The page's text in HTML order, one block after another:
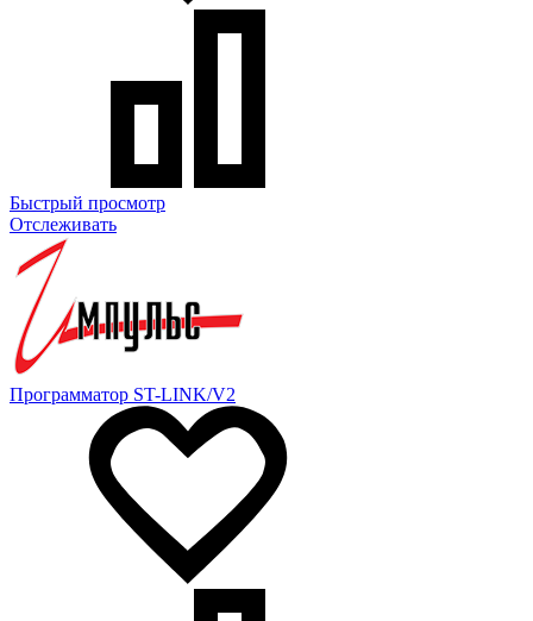
Быстрый просмотр
Отслеживать
Программатор ST-LINK/V2